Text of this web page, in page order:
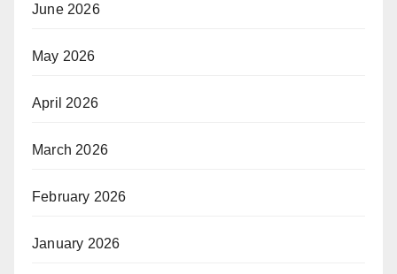
June 2026
May 2026
April 2026
March 2026
February 2026
January 2026